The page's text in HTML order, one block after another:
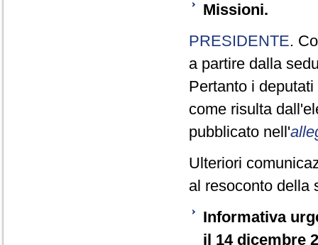
Missioni.
PRESIDENTE.
a partire dalla
Pertanto i
come risulta
pubblicato nell'
Ulteriori
al resoconto della
Informativa
il 14 dicembre